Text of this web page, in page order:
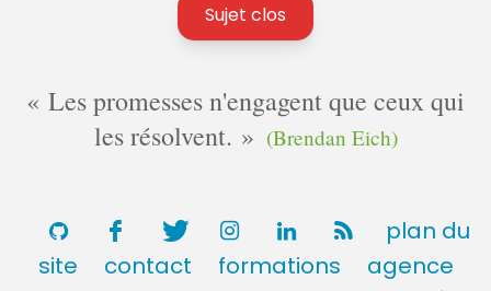
Sujet clos
Les promesses n'engagent que ceux qui
les résolvent.
(Brendan Eich)
plan du
site
contact formations
agence